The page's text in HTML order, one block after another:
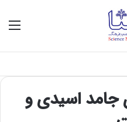
جامد اسیدی و